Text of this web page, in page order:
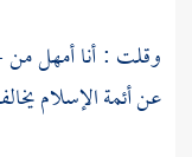
وقلت : أنا أمهل
عن أئمة الإسلام